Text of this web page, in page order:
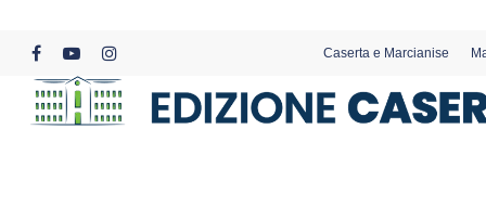
content
facebookyoutubeinstagram
Caserta e Marcianise